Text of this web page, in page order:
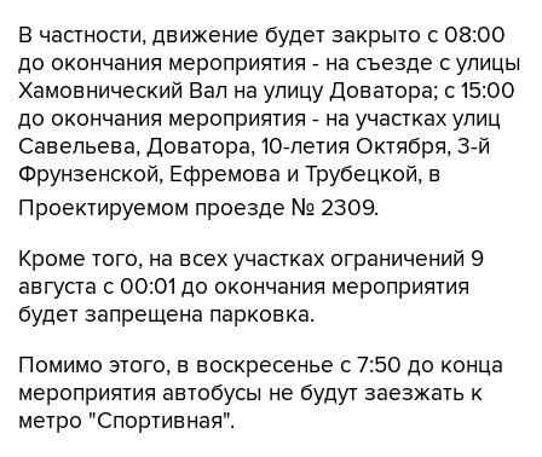
В частности, движение будет закрыто с 08:00
до окончания мероприятия - на съезде с улицы
Хамовнический Вал на улицу Доватора; с 15:00
до окончания мероприятия - на участках улиц
Савельева, Доватора, 10-летия Октября, 3-й
Фрунзенской, Ефремова и Трубецкой, в
Проектируемом проезде № 2309.
Кроме того, на всех участках ограничений 9
августа с 00:01 до окончания мероприятия
будет запрещена парковка.
Помимо этого, в воскресенье с 7:50 до конца
мероприятия автобусы не будут заезжать к
метро "Спортивная".